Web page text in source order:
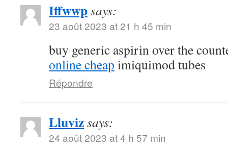
Iffwwpsays:
23 août 2023 at 21 h 45 min
buy generic aspirin over the
online cheap imiquimod tubes
Répondre
Lluvizsays:
24 août 2023 at 4 h 57 min